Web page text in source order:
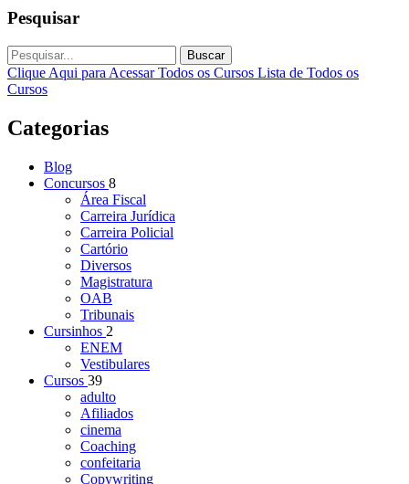
Pesquisar
Buscar
Clique Aqui para Acessar Todos os Cursos Lista de Todos os
Cursos
Categorias
Blog
Concursos 8
Área Fiscal
Carreira Jurídica
Carreira Policial
Cartório
Diversos
Magistratura
OAB
Tribunais
Cursinhos 2
ENEM
Vestibulares
Cursos 39
adulto
Afiliados
cinema
Coaching
confeitaria
Copywriting